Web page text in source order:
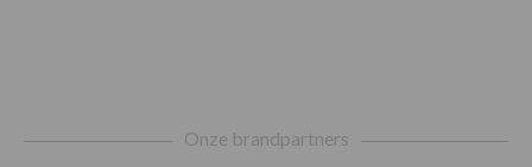
Onze brandpartners